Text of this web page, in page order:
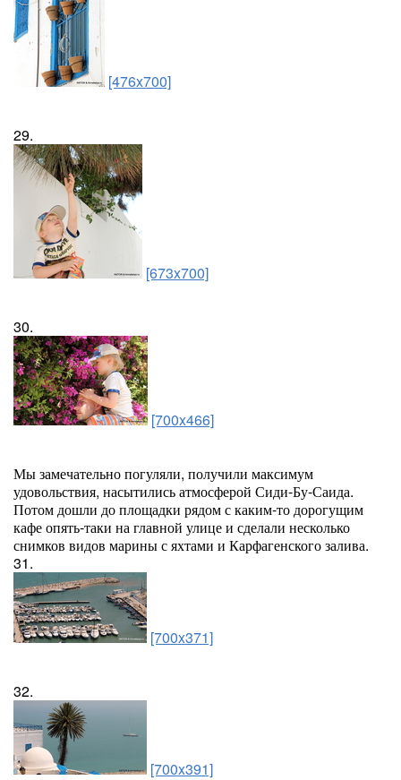
[476x700]
29.
[673x700]
30.
[700x466]
Мы замечательно погуляли, получили максимум
удовольствия, насытились атмосферой Сиди-Бу-Саида.
Потом дошли до площадки рядом с каким-то дорогущим
кафе опять-таки на главной улице и сделали несколько
снимков видов марины с яхтами и Карфагенского залива.
31.
[700x371]
32.
[700x391]